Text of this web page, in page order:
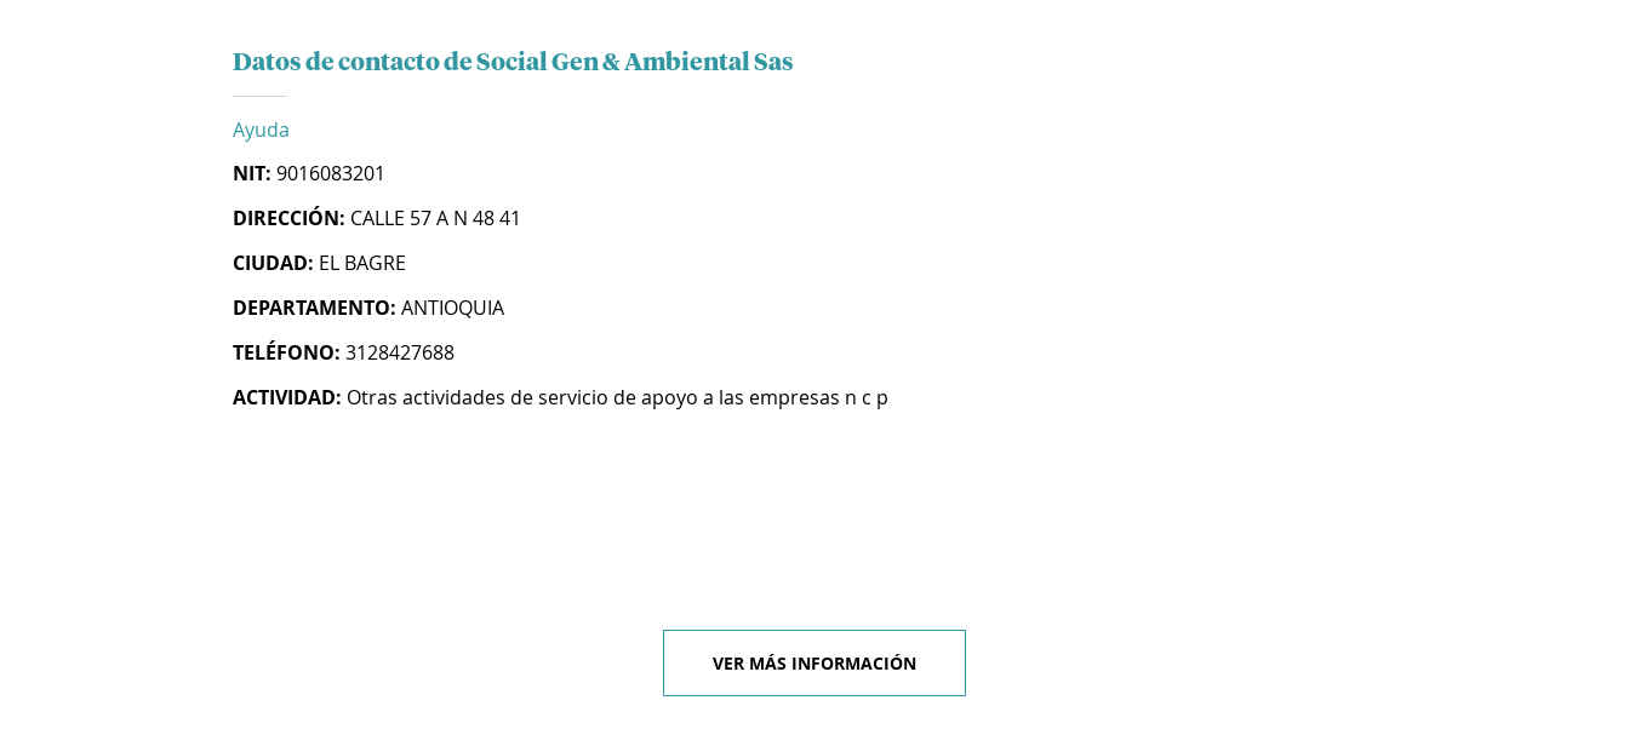
Datos de contacto de Social Gen & Ambiental Sas
Ayuda
NIT: 9016083201
DIRECCIÓN: CALLE 57 A N 48 41
CIUDAD: EL BAGRE
DEPARTAMENTO: ANTIOQUIA
TELÉFONO: 3128427688
ACTIVIDAD: Otras actividades de servicio de apoyo a las empresas n c p
VER MÁS INFORMACIÓN